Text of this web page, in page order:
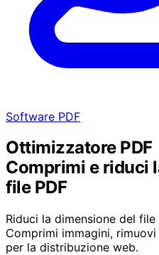
Software PDF
Ottimizzatore PDF
Comprimi e riduci
file PDF
Riduci la dimensione del
Comprimi immagini,
per la distribuzione web.